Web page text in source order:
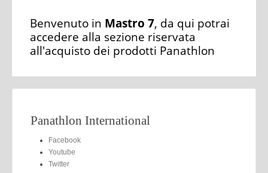
Benvenuto in Mastro 7, da qui potrai
accedere alla sezione riservata
all'acquisto dei prodotti Panathlon
Panathlon International
Facebook
Youtube
Twitter